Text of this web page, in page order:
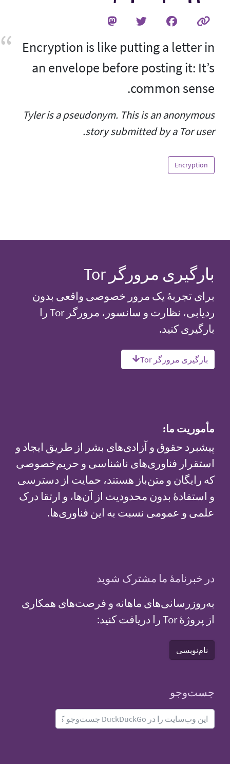
Encryption is like putting a letter in
an envelope before posting it: It’s
common sense.
Tyler is a pseudonym. This is an anonymous
story submitted by a Tor user.
Encryption
بارگیری مرورگر Tor
برای تجربهٔ یک مرور خصوصی واقعی بدون
ردیابی، نظارت و سانسور، مرورگر Tor را
بارگیری کنید.
بارگیری مرورگر Tor
مأموریت ما:
پیشبرد حقوق و آزادی‌های بشر از طریق ایجاد و
استقرار فناوری‌های ناشناسی و حریم‌خصوصی
که رایگان و متن‌باز هستند، حمایت از دسترسی
و استفادهٔ بدون محدودیت از آن‌ها، و ارتقا درک
علمی و عمومی نسبت به این فناوری‌ها.
در خبرنامهٔ ما مشترک شوید
به‌روزرسانی‌های ماهانه و فرصت‌های همکاری
از پروژهٔ Tor را دریافت کنید:
نام‌نویسی
جست‌و‌جو